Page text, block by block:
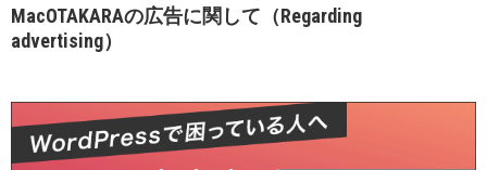
MacOTAKARAの広告に関して（Regarding
advertising）